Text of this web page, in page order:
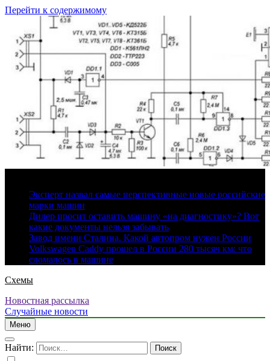
Перейти к содержимому
Эксперт назвал самые перспективные новые российские
марки машин
Дилер просит оставить машину «на диагностику»? Вот
какие документы нельзя забывать
Завод имени Сталина. Какой автопром нужен России
Volkswagen Caddy прошел в России 280 тысяч км: что
сломалось в машине
Схемы
Новостная рассылка
Случайные новости
Меню
Найти: